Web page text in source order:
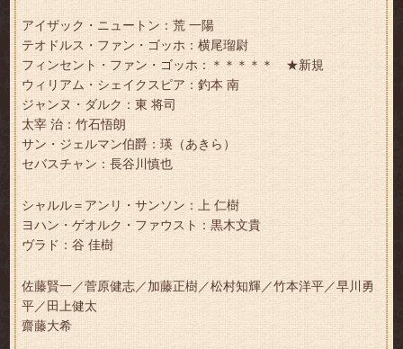
アイザック・ニュートン：荒 一陽
テオドルス・ファン・ゴッホ：横尾瑠尉
フィンセント・ファン・ゴッホ：＊＊＊＊＊ ★新規
ウィリアム・シェイクスピア：釣本 南
ジャンヌ・ダルク：東 将司
太宰 治：竹石悟朗
サン・ジェルマン伯爵：瑛（あきら）
セバスチャン：長谷川慎也
シャルル＝アンリ・サンソン：上 仁樹
ヨハン・ゲオルク・ファウスト：黒木文貴
ヴラド：谷 佳樹
佐藤賢一／菅原健志／加藤正樹／松村知輝／竹本洋平／早川勇
平／田上健太
齋藤大希